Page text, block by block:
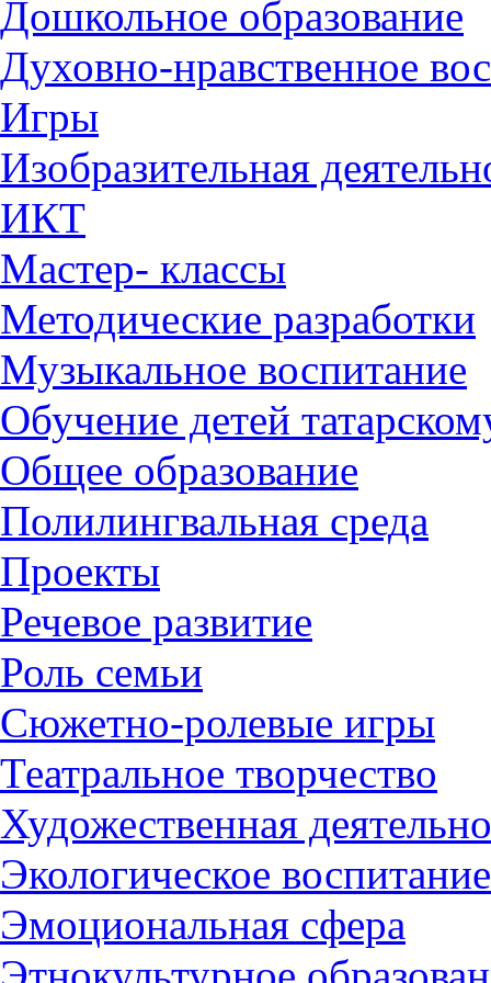
Дошкольное образование
Духовно-нравственное
Игры
Изобразительная
ИКТ
Мастер- классы
Методические разработки
Музыкальное воспитание
Обучение детей
Общее образование
Полилингвальная среда
Проекты
Речевое развитие
Роль семьи
Сюжетно-ролевые игры
Театральное творчество
Художественная
Экологическое воспитание
Эмоциональная сфера